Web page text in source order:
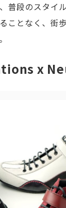
普段のスタイ
ことなく、街
x